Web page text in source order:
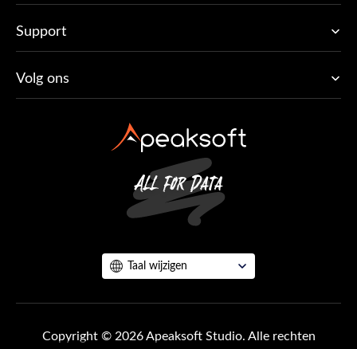
Support
Volg ons
Taal wijzigen
Copyright © 2026 Apeaksoft Studio. Alle rechten